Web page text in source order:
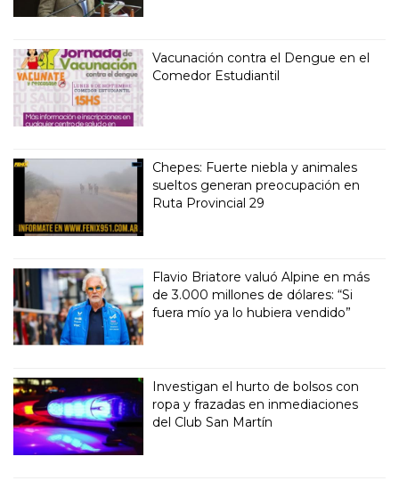
Vacunación contra el Dengue en el
Comedor Estudiantil
Chepes: Fuerte niebla y animales
sueltos generan preocupación en
Ruta Provincial 29
Flavio Briatore valuó Alpine en más
de 3.000 millones de dólares: “Si
fuera mío ya lo hubiera vendido”
Investigan el hurto de bolsos con
ropa y frazadas en inmediaciones
del Club San Martín